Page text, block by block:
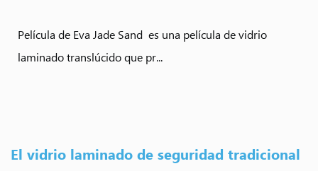
Película de Eva Jade Sand es una película de vidrio
laminado translúcido que pr...
El vidrio laminado de seguridad tradicional